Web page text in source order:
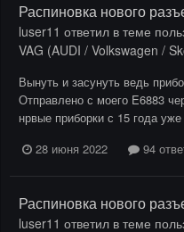
Распиновка нового
luser11 ответил в теме
VAG (AUDI / Volkswagen /
Вынуть и засунуть ведь
Отправлено с моего E6883
нрвые приборки с 15 года
28 июня 2022
94
Распиновка нового
luser11 ответил в теме